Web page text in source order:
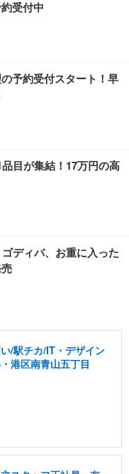
受付中
予約受付スタート！早
目が集結！17万円の高
ディバ、お重に入った
/駅チカ/IT・デザイン
港区南青山五丁目